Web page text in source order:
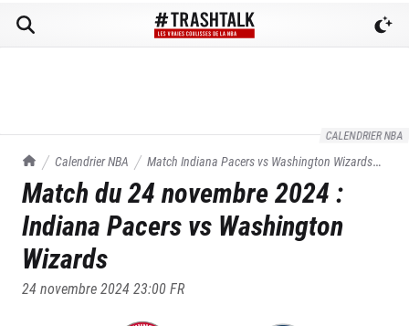
CALENDRIER NBA
TrashTalk Actu NBA
Calendrier NBA Match Indiana Pacers vs Washington Wizards
du 24/11/2024
Match du24 novembre 2024 :
Indiana Pacers vs Washington
Wizards
24 novembre 2024 23:00FR